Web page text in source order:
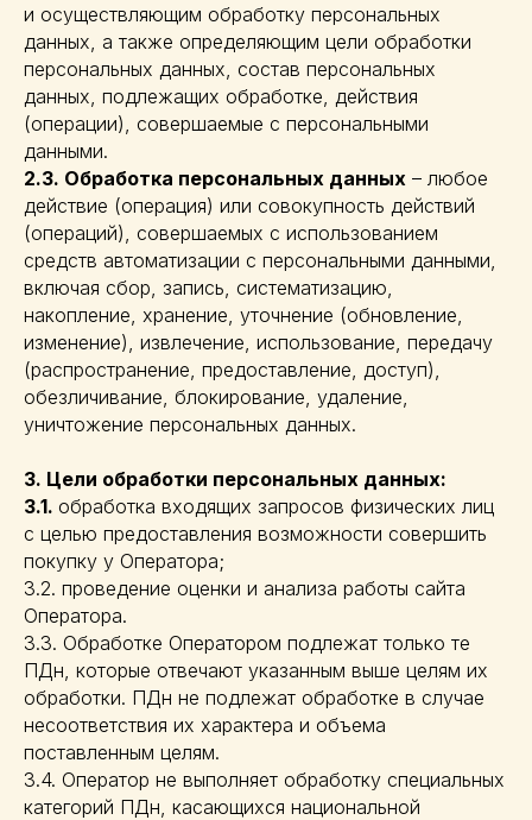
и осуществляющим обработку персональных
данных, а также определяющим цели обработки
персональных данных, состав персональных
данных, подлежащих обработке, действия
(операции), совершаемые с персональными
данными.
2.3. Обработка персональных данных – любое
действие (операция) или совокупность действий
(операций), совершаемых с использованием
средств автоматизации с персональными данными,
включая сбор, запись, систематизацию,
накопление, хранение, уточнение (обновление,
изменение), извлечение, использование, передачу
(распространение, предоставление, доступ),
обезличивание, блокирование, удаление,
уничтожение персональных данных.
3. Цели обработки персональных данных:
3.1. обработка входящих запросов физических лиц
с целью предоставления возможности совершить
покупку у Оператора;
3.2. проведение оценки и анализа работы сайта
Оператора.
3.3. Обработке Оператором подлежат только те
ПДн, которые отвечают указанным выше целям их
обработки. ПДн не подлежат обработке в случае
несоответствия их характера и объема
поставленным целям.
3.4. Оператор не выполняет обработку специальных
категорий ПДн, касающихся национальной